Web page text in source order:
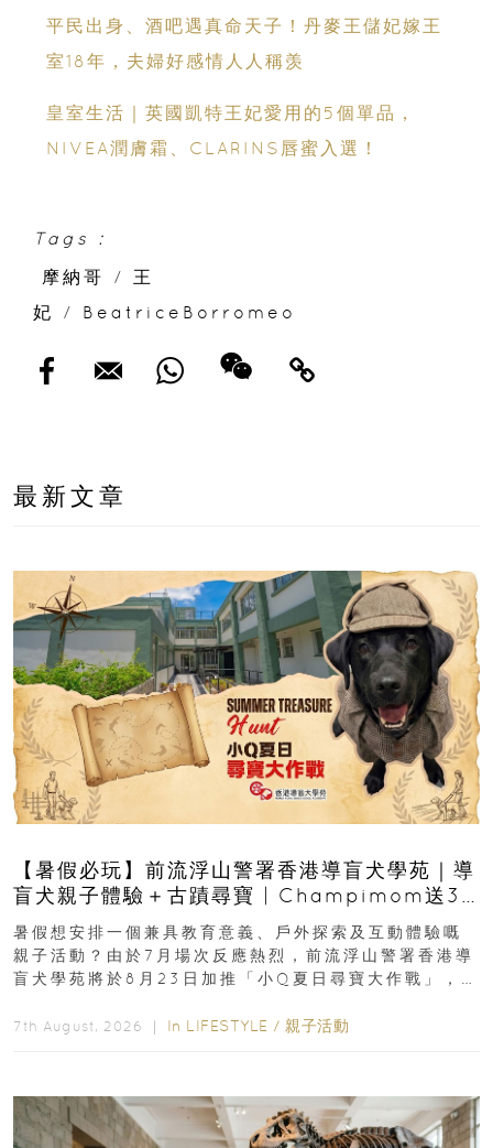
平民出身、酒吧遇真命天子！丹麥王儲妃嫁王
室18年，夫婦好感情人人稱羡
皇室生活｜英國凱特王妃愛用的5個單品，
NIVEA潤膚霜、CLARINS唇蜜入選！
Tags :
摩納哥
/
王
妃
/ BeatriceBorromeo
最新文章
【暑假必玩】前流浮山警署香港導盲犬學苑｜導
盲犬親子體驗＋古蹟尋寶 | Champimom送3
組免費名額
暑假想安排一個兼具教育意義、戶外探索及互動體驗嘅
親子活動？由於7月場次反應熱烈，前流浮山警署香港導
盲犬學苑將於8月23日加推「小Q夏日尋寶大作戰」，家
7th August, 2026 ｜ In LIFESTYLE / 親子活動